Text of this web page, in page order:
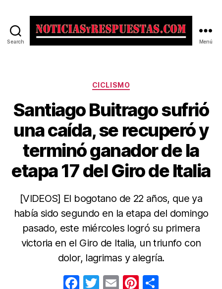
Search Menú
Categorías
CICLISMO
Santiago Buitrago sufrió
una caída, se recuperó y
terminó ganador de la
etapa 17 del Giro de Italia
[VIDEOS] El bogotano de 22 años, que ya
había sido segundo en la etapa del domingo
pasado, este miércoles logró su primera
victoria en el Giro de Italia, un triunfo con
dolor, lagrimas y alegría.
F T E Pi